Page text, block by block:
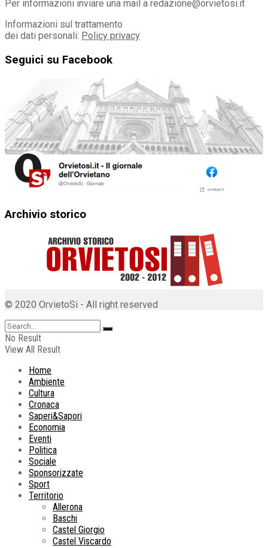
Per informazioni inviare una mail a redazione@orvietosi.it
Informazioni sul trattamento
dei dati personali: Policy privacy
Seguici su Facebook
Archivio storico
© 2020 OrvietoSi - All right reserved
No Result
View All Result
Home
Ambiente
Cultura
Cronaca
Saperi&Sapori
Economia
Eventi
Politica
Sociale
Sponsorizzate
Sport
Territorio
Allerona
Baschi
Castel Giorgio
Castel Viscardo